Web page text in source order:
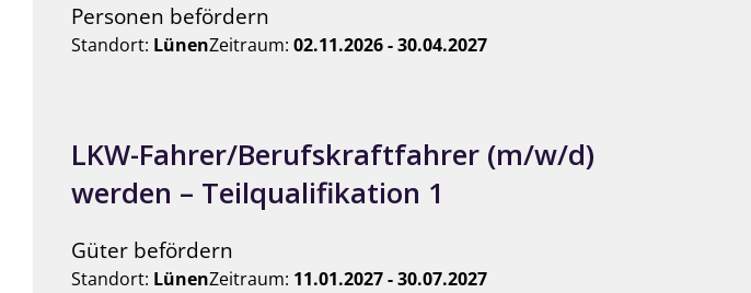
Personen befördern
Standort: LünenZeitraum: 02.11.2026 - 30.04.2027
LKW-Fahrer/Berufskraftfahrer (m/w/d)
werden – Teilqualifikation 1
Güter befördern
Standort: LünenZeitraum: 11.01.2027 - 30.07.2027